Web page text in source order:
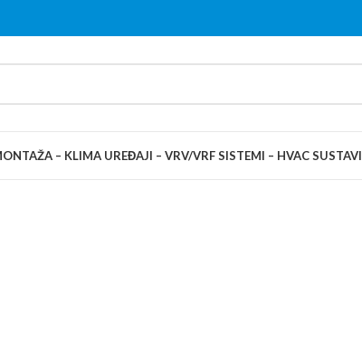
– KLIMA UREĐAJI – VRV/VRF SISTEMI – HVAC SUSTAVI